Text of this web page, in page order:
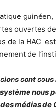
guinéen,
ouvertes
de la HAC,
de
sont
nous
médias de